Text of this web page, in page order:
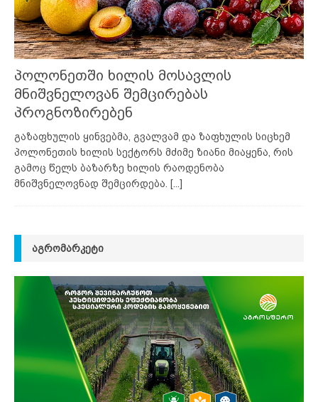
პოლონეთში ხილის მოსავლის
მნიშვნელოვან შემცირებას
პროგნოზირებენ
გაზაფხულის ყინვებმა, გვალვამ და ზაფხულის სიცხემ
პოლონეთის ხილის სექტორს მძიმე ზიანი მიაყენა, რის
გამოც წელს ბაზარზე ხილის რაოდენობა
მნიშვნელოვნად შემცირდება.
[...]
ᲐᲒᲠᲝᲛᲐᲠᲙᲔᲢᲘ